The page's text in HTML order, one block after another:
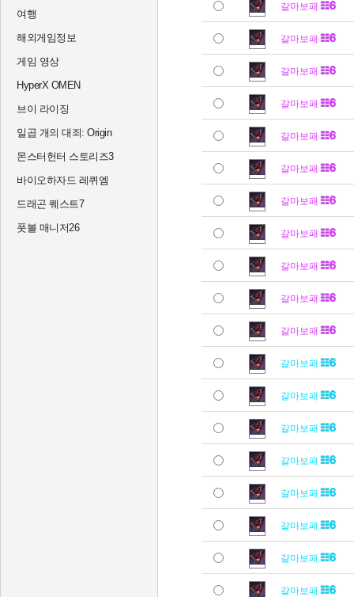
여행
해외게임정보
게임 영상
HyperX OMEN
브이 라이징
일곱 개의 대죄: Origin
몬스터헌터 스토리즈3
바이오하자드 레퀴엠
드래곤 퀘스트7
풋볼 매니저26
갈마보패
갈마보패
갈마보패
갈마보패
갈마보패
갈마보패
갈마보패
갈마보패
갈마보패
갈마보패
갈마보패
갈마보패
갈마보패
갈마보패
갈마보패
갈마보패
갈마보패
갈마보패
갈마보패